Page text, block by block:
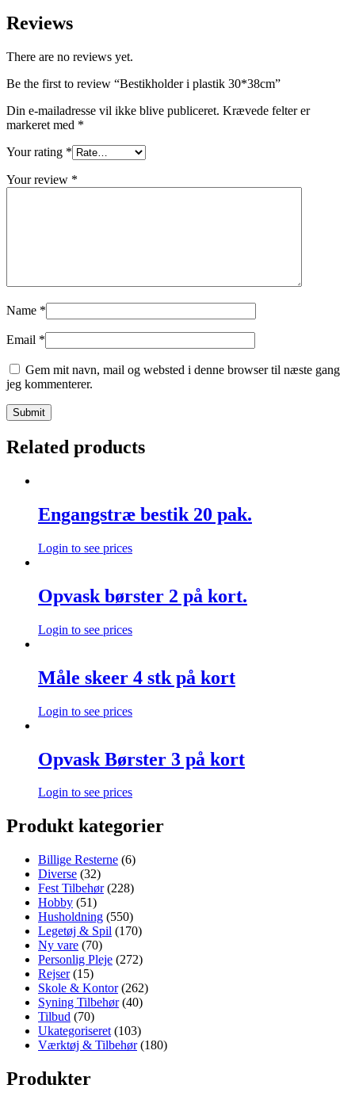
Reviews
There are no reviews yet.
Be the first to review “Bestikholder i plastik 30*38cm”
Din e-mailadresse vil ikke blive publiceret. Krævede felter er
markeret med *
Your rating *
Your review *
Name *
Email *
Gem mit navn, mail og websted i denne browser til næste gang
jeg kommenterer.
Related products
Engangstræ bestik 20 pak.
Login to see prices
Opvask børster 2 på kort.
Login to see prices
Måle skeer 4 stk på kort
Login to see prices
Opvask Børster 3 på kort
Login to see prices
Produkt kategorier
Billige Resterne (6)
Diverse (32)
Fest Tilbehør (228)
Hobby (51)
Husholdning (550)
Legetøj & Spil (170)
Ny vare (70)
Personlig Pleje (272)
Rejser (15)
Skole & Kontor (262)
Syning Tilbehør (40)
Tilbud (70)
Ukategoriseret (103)
Værktøj & Tilbehør (180)
Produkter